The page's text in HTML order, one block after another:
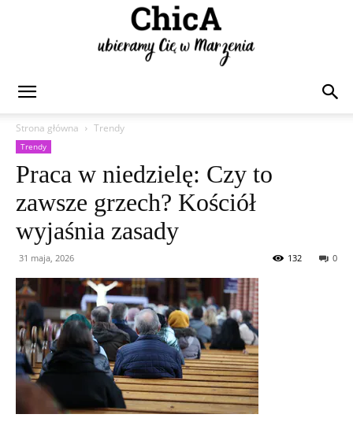
Strona główna
Trendy
Trendy
Praca w niedzielę: Czy to
zawsze grzech? Kościół
wyjaśnia zasady
31 maja, 2026 0
132